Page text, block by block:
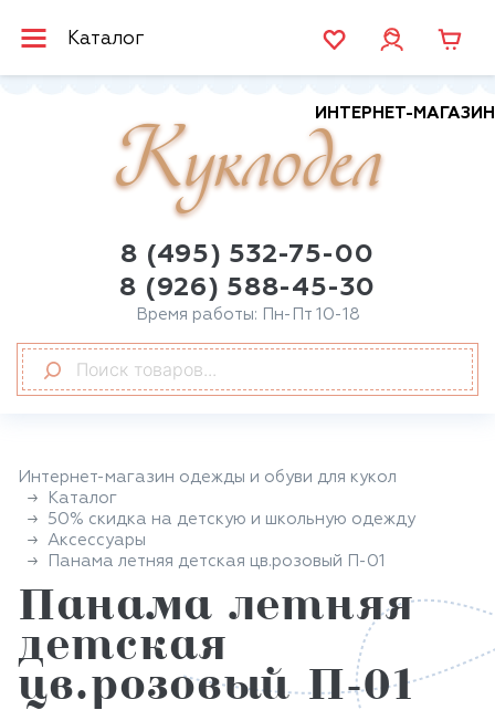
Каталог
ИНТЕРНЕТ-МАГАЗИН
Куклодел
8 (495) 532-75-00
8 (926) 588-45-30
Время работы: Пн-Пт 10-18
Интернет-магазин одежды и обуви для кукол
Каталог
50% скидка на детскую и школьную одежду
Аксессуары
Панама летняя детская цв.розовый П-01
Панама летняя
детская
цв.розовый П-01